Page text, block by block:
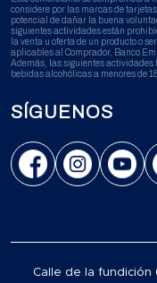
considere por las marcas de
potencial de dañar la buena
siguientes actividades están
la venta u oferta de un producto o
aplicables al Comprador, Banco
Además, las siguientes
bebidas alcohólicas a menores de
SÍGUENOS
Calle de la fundición